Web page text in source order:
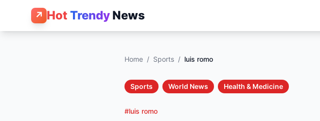
↗ Hot Trendy News
Home / Sports / luis romo
Sports World News Health & Medicine
#luis romo